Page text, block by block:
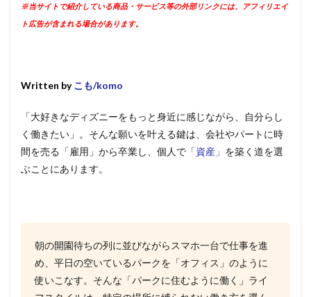
※当サイトで紹介している商品・サービス等の外部リンクには、アフィリエイ
ト広告が含まれる場合があります。
Written by こも/komo
「大好きなディズニーをもっと身近に感じながら、自分らし
く働きたい」。そんな願いを叶える鍵は、会社やパートに時
間を売る「雇用」から卒業し、個人で 「資産」 を築く道を選
ぶことにあります。
朝の開園待ちの列に並びながらスマホ一台で仕事を進
め、平日の空いているパークを「オフィス」のように
使いこなす。そんな「パークに住むように働く」ライ